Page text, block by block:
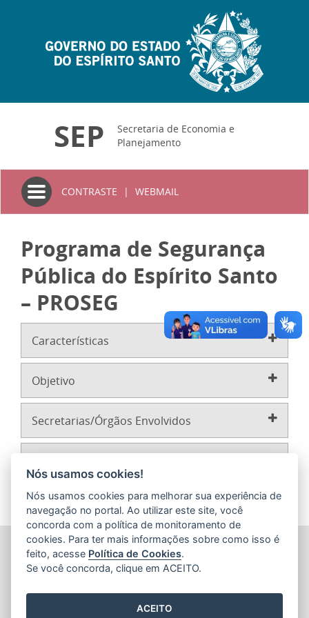
SEP
Secretaria de Economia e
Planejamento
Toggle
navigation
CONTRASTE | WEBMAIL
Programa de Segurança
Pública do Espírito Santo
– PROSEG
Características
Objetivo
Secretarias/Órgãos Envolvidos
SECRETARIA DE ECONOMIA E PLANEJAMENTO (SEP)
Av.Nossa Senhora da Penha 1590, Ed.Petrovix 6º andar -
Barro Vermelho
gabinete@planejamento.es.gov.br
Nós usamos cookies!
Nós usamos cookies para melhorar sua experiência de
navegação no portal. Ao utilizar este site, você
concorda com a política de monitoramento de
cookies. Para ter mais informações sobre como isso é
feito, acesse Política de Cookies.
Se você concorda, clique em ACEITO.
ACEITO